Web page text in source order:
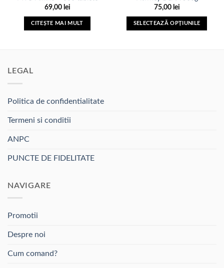
in Lista
dorinte
69,00 lei
CITEȘTE MAI MULT
in Lista
de
dorinte
75,00 lei
SELECTEAZĂ OPȚIUNILE
LEGAL
Politica de confidentialitate
Termeni si conditii
ANPC
PUNCTE DE FIDELITATE
NAVIGARE
Promotii
Despre noi
Cum comand?